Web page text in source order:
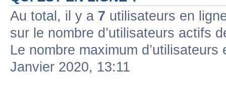
Au total, il y a 7 utilisateurs en
sur le nombre d’utilisateurs actifs
Le nombre maximum
Janvier 2020, 13:11